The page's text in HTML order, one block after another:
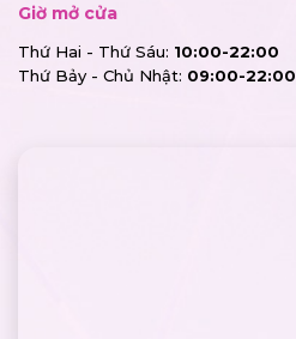
Giờ mở cửa
Thứ Hai - Thứ Sáu: 10:00-22:00
Thứ Bảy - Chủ Nhật: 09:00-22:00